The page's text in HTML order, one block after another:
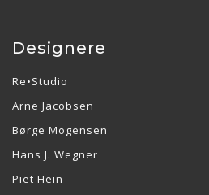
Designere
Re•Studio
Arne Jacobsen
Børge Mogensen
Hans J. Wegner
Piet Hein